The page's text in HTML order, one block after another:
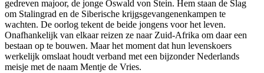
gedreven majoor, de jonge Oswald von Stein. Hem staan de Slag
om Stalingrad en de Siberische krijgsgevangenenkampen te
wachten. De oorlog tekent de beide jongens voor het leven.
Onafhankelijk van elkaar reizen ze naar Zuid-Afrika om daar een
bestaan op te bouwen. Maar het moment dat hun levenskoers
werkelijk omslaat houdt verband met een bijzonder Nederlands
meisje met de naam Mentje de Vries.